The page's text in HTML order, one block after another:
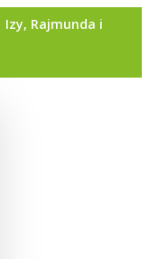
Izy, Rajmunda i